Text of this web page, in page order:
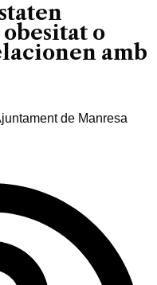
o
amb
de Manresa